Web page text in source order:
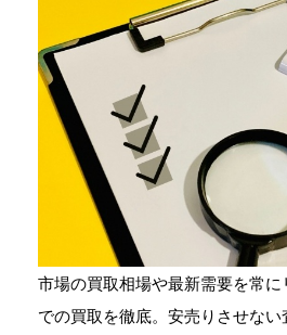
市場の買取相場や最新需要を常
での買取を徹底。安売りさせない